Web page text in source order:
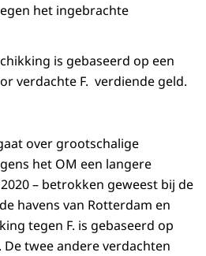
het ingebrachte
is gebaseerd op een
verdachte F. verdiende geld.
over grootschalige
het OM een langere
– betrokken geweest bij de
havens van Rotterdam en
tegen F. is gebaseerd op
twee andere verdachten